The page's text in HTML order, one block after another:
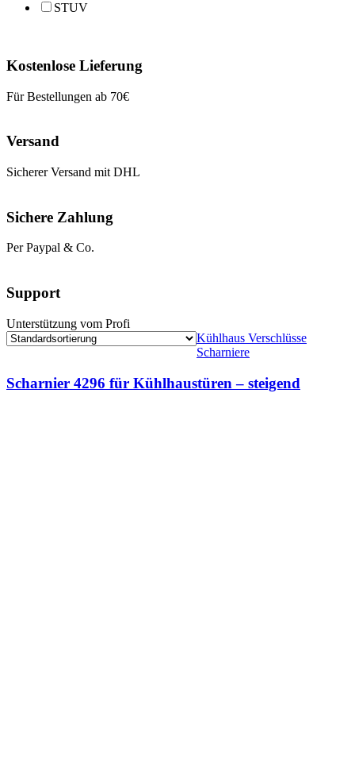
STUV
Kostenlose Lieferung
Für Bestellungen ab 70€
Versand
Sicherer Versand mit DHL
Sichere Zahlung
Per Paypal & Co.
Support
Unterstützung vom Profi
Kühlhaus Verschlüsse
Scharniere
Scharnier 4296 für Kühlhaustüren – steigend